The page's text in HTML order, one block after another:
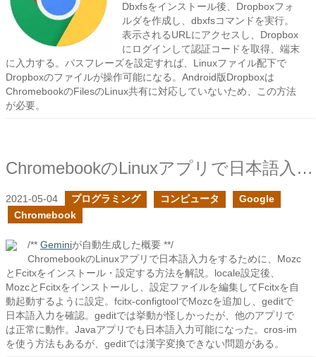
Dbxfsをインストール後、Dropboxフォ
ルダを作成し、dbxfsコマンドを実行。
表示されるURLにアクセスし、Dropbox
にログインして認証コードを取得、端末
に入力する。パスフレーズを設定すれば、Linuxファイル配下で
Dropboxのファイルが操作可能になる。Android版Dropboxは
ChromebookのFilesのLinux共有に対応していないため、この方法
が必要。
ChromebookのLinuxアプリで日本語入力をできるようにする
2021-05-04 プログラミング コンピュータ
Google
Chromebook
/** Geminiが自動生成した概要 **/
ChromebookのLinuxアプリで日本語入力をするために、Mozc
とFcitxをインストール・設定する方法を解説。locale設定後、
MozcとFcitxをインストールし、設定ファイルを編集してFcitxを自
動起動するように設定。fcitx-configtoolでMozcを追加し、geditで
日本語入力を確認。geditでは挙動が怪しかったが、他のアプリで
は正常に動作。Javaアプリでも日本語入力可能になった。cros-im
を使う方法もあるが、geditでは漢字変換できない問題がある。